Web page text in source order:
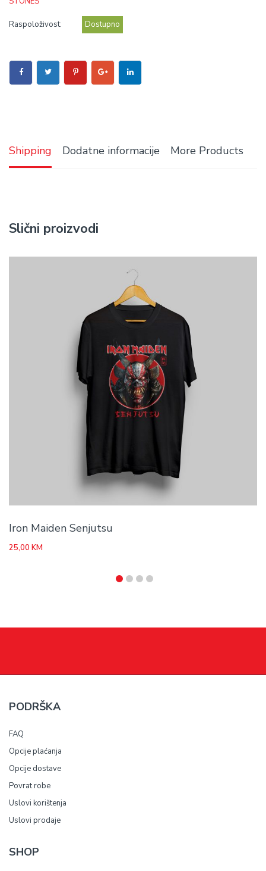
Raspoloživost: Dostupno
Shipping Dodatne informacije More Products
Slični proizvodi
Iron Maiden Senjutsu
25,00 KM
PODRŠKA
FAQ
Opcije plaćanja
Opcije dostave
Povrat robe
Uslovi korištenja
Uslovi prodaje
SHOP